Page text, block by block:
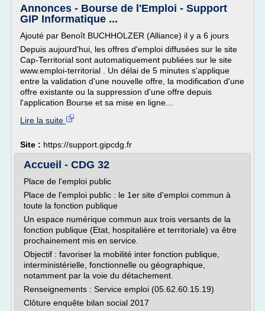
Annonces - Bourse de l'Emploi - Support
GIP Informatique ...
Ajouté par Benoît BUCHHOLZER (Alliance) il y a 6 jours
Depuis aujourd'hui, les offres d'emploi diffusées sur le site
Cap-Territorial sont automatiquement publiées sur le site
www.emploi-territorial . Un délai de 5 minutes s'applique
entre la validation d'une nouvelle offre, la modification d'une
offre existante ou la suppression d'une offre depuis
l'application Bourse et sa mise en ligne...
Lire la suite
Site : https://support.gipcdg.fr
Accueil - CDG 32
Place de l'emploi public
Place de l'emploi public : le 1er site d'emploi commun à
toute la fonction publique
Un espace numérique commun aux trois versants de la
fonction publique (Etat, hospitalière et territoriale) va être
prochainement mis en service.
Objectif : favoriser la mobilité inter fonction publique,
interministérielle, fonctionnelle ou géographique,
notamment par la voie du détachement.
Renseignements : Service emploi (05.62.60.15.19)
Clôture enquête bilan social 2017